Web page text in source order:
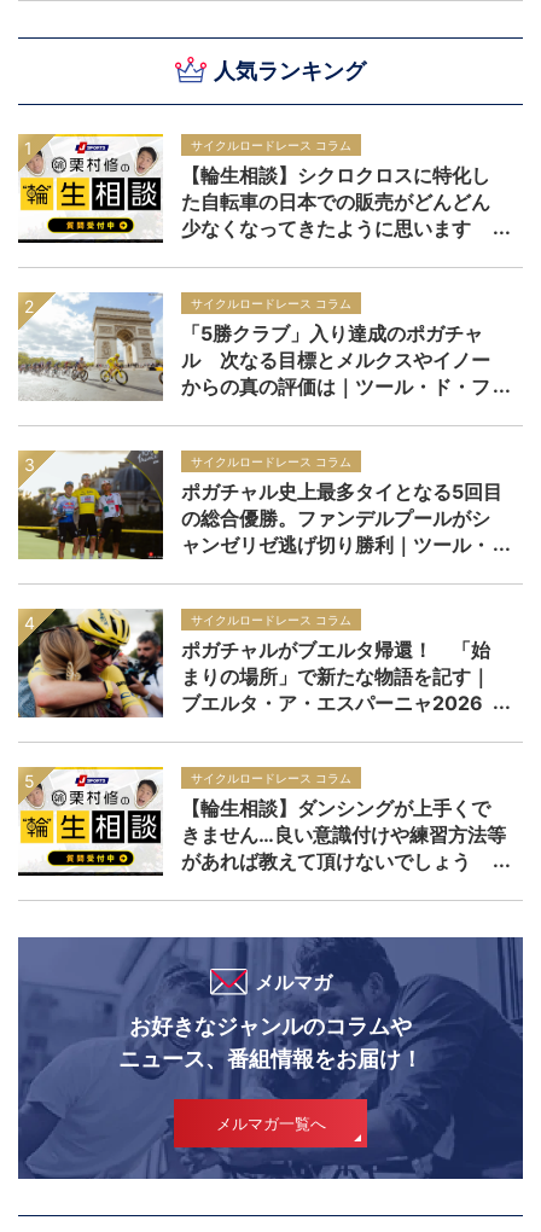
人気ランキング
サイクルロードレース コラム
【輪生相談】シクロクロスに特化し
た自転車の日本での販売がどんどん
少なくなってきたように思います
サイクルロードレース コラム
「5勝クラブ」入り達成のポガチャ
ル 次なる目標とメルクスやイノー
からの真の評価は｜ツール・ド・フ
サイクルロードレース コラム
ポガチャル史上最多タイとなる5回目
の総合優勝。ファンデルプールがシ
ャンゼリゼ逃げ切り勝利｜ツール・
サイクルロードレース コラム
ポガチャルがブエルタ帰還！ 「始
まりの場所」で新たな物語を記す｜
ブエルタ・ア・エスパーニャ2026
サイクルロードレース コラム
【輪生相談】ダンシングが上手くで
きません…良い意識付けや練習方法等
があれば教えて頂けないでしょう
メルマガ
お好きなジャンルのコラムや
ニュース、番組情報をお届け！
メルマガ一覧へ